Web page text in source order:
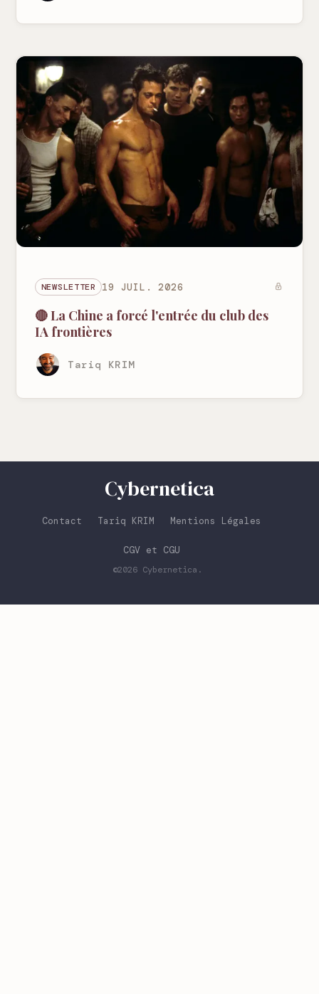
NEWSLETTER 19 JUIL. 2026
🔴 La Chine a forcé l'entrée du club des
IA frontières
Tariq KRIM
Cybernetica
Contact Tariq KRIM Mentions Légales
CGV et CGU
©2026 Cybernetica .